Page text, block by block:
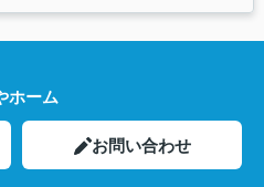
ホーム
お問い合わせ